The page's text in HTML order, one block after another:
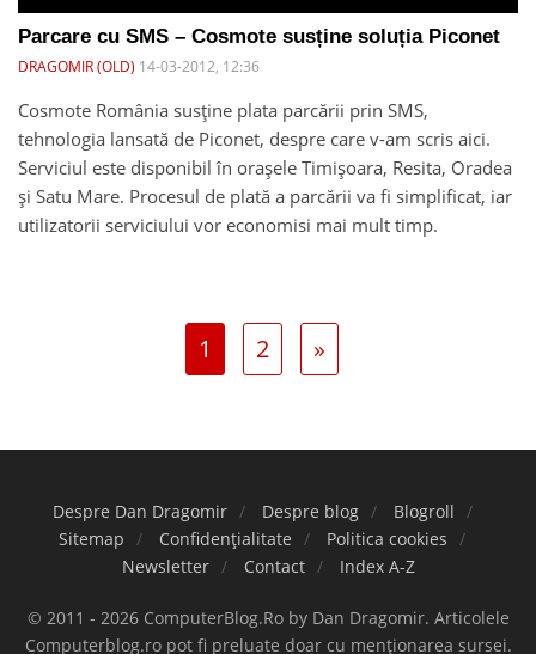
Parcare cu SMS – Cosmote susține soluția Piconet
DRAGOMIR (OLD) 14-03-2012, 12:36
Cosmote România susține plata parcării prin SMS,
tehnologia lansată de Piconet, despre care v-am scris aici.
Serviciul este disponibil în oraşele Timişoara, Resita, Oradea
şi Satu Mare. Procesul de plată a parcării va fi simplificat, iar
utilizatorii serviciului vor economisi mai mult timp.
1 2 »
Despre Dan Dragomir Despre blog
Blogroll
Sitemap
Confidențialitate
Politica cookies
Newsletter
Contact Index A-Z
© 2011 - 2026 ComputerBlog.Ro by Dan Dragomir. Articolele
Computerblog.ro pot fi preluate doar cu menționarea sursei.